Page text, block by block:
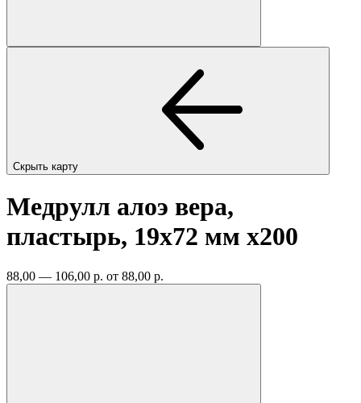
Скрыть карту
Медрулл алоэ вера,
пластырь, 19x72 мм x200
88,00 — 106,00 р. от 88,00 р.